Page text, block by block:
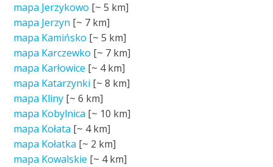
mapa Jerzykowo [~5 km]
mapa Jerzyn [~ 7 km]
mapa Kamińsko [~5 km]
mapa Karczewko [~ 7 km]
mapa Karłowice [~ 4 km]
mapa Katarzynki [~8 km]
mapa Kliny [~6 km]
mapa Kobylnica [~ 10 km]
mapa Kołata [~ 4 km]
mapa Kołatka [~ 2 km]
mapa Kowalskie [~ 4 km]